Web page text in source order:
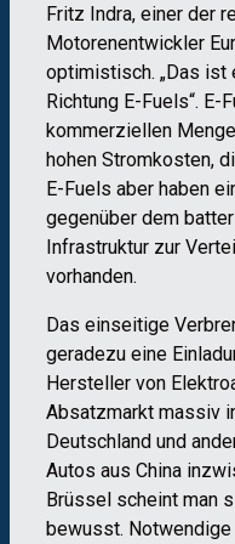
Fritz Indra, einer der
Motorenentwickler
optimistisch. „Das ist
Richtung E-Fuels“.
kommerziellen
hohen Stromkosten,
E-Fuels aber haben
gegenüber dem
Infrastruktur zur
vorhanden.
Das einseitige
geradezu eine
Hersteller von
Absatzmarkt massiv
Deutschland und
Autos aus China
Brüssel scheint man
bewusst.